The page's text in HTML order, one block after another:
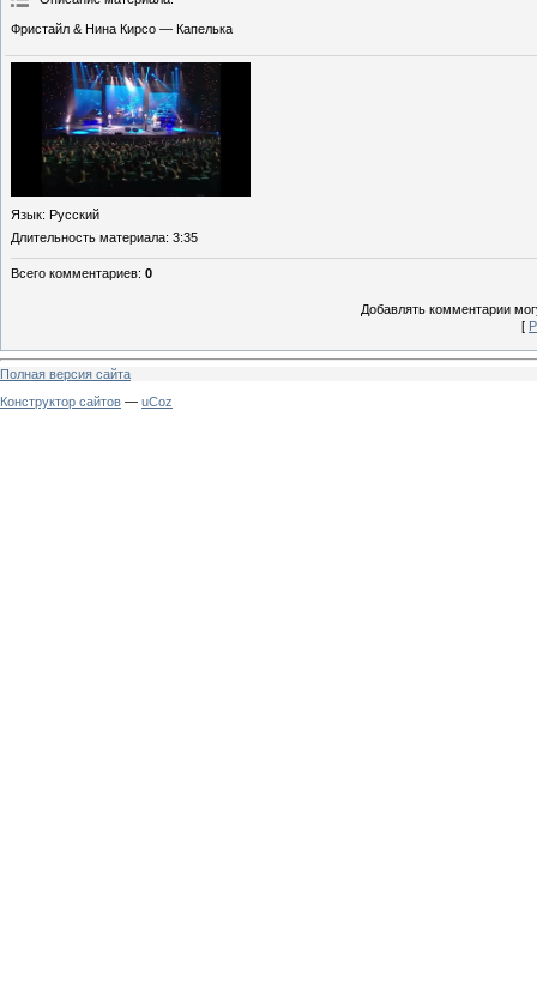
Фристайл & Нина Кирсо — Капелька
Язык: Русский
Длительность материала: 3:35
Всего комментариев: 0
Добавлять комментарии
[
Полная версия сайта
Конструктор сайтов — uCoz